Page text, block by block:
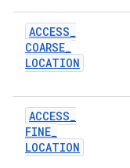
ACCESS_
COARSE_
LOCATION
ACCESS_
FINE_
LOCATION